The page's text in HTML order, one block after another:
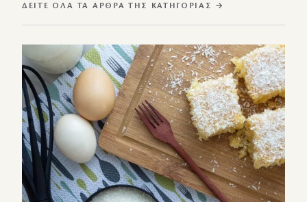
ΔΕΊΤΕ ΌΛΑ ΤΑ ΆΡΘΡΑ ΤΗΣ ΚΑΤΗΓΟΡΊΑΣ →